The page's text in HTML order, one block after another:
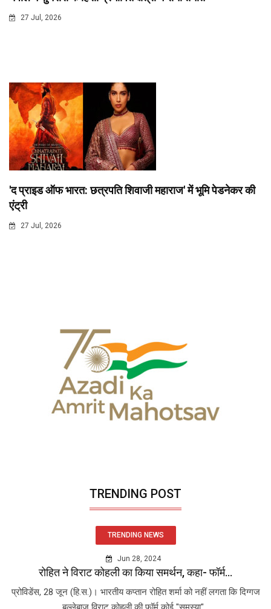
27 Jul, 2026
'द प्राइड ऑफ भारत: छत्रपति शिवाजी महाराज' में भूमि पेडनेकर की
एंट्री
27 Jul, 2026
TRENDING POST
TRENDING NEWS
Jun 28, 2024
रोहित ने विराट कोहली का किया समर्थन, कहा- फॉर्म...
प्रोविडेंस, 28 जून (हि.स.)। भारतीय कप्तान रोहित शर्मा को नहीं लगता कि दिग्गज